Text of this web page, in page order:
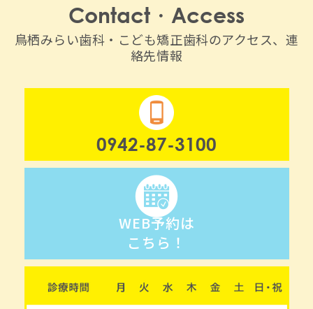
Contact・Access
鳥栖みらい歯科・こども矯正歯科のアクセス、連
絡先情報
0942-87-3100
WEB予約は
こちら！